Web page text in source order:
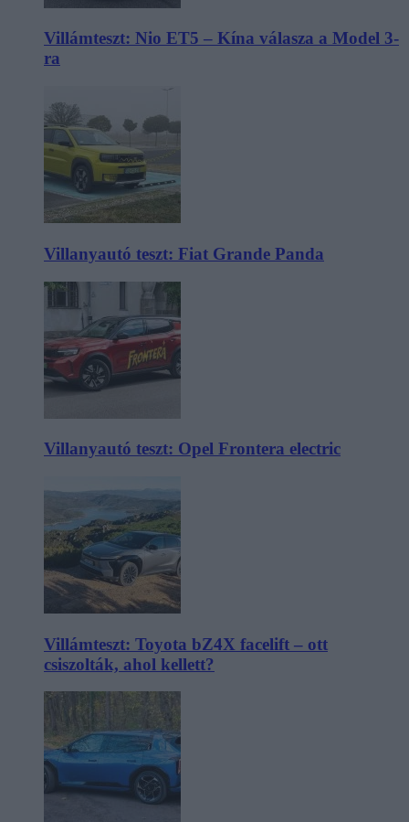
Villámteszt: Nio ET5 – Kína válasza a Model 3-
ra
Villanyautó teszt: Fiat Grande Panda
Villanyautó teszt: Opel Frontera electric
Villámteszt: Toyota bZ4X facelift – ott
csiszolták, ahol kellett?